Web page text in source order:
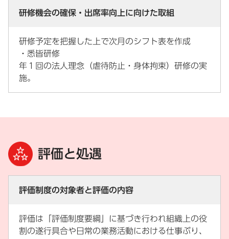
研修機会の確保・出席率向上に向けた取組
研修予定を把握した上で次月のシフト表を作成
・悉皆研修
年１回の法人理念（虐待防止・身体拘束）研修の実
施。
評価と処遇
評価制度の対象者と評価の内容
評価は「評価制度要綱」に基づき行われ組織上の役
割の遂行具合や日常の業務活動における仕事ぶり、